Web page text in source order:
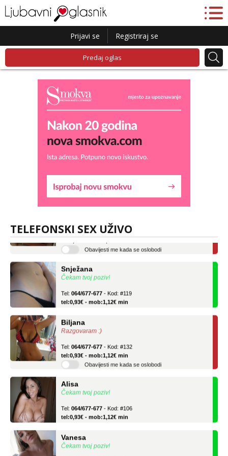
Prijavi se Registriraj se
Predaj oglas
TELEFONSKI SEX UŽIVO
Maja
Razgovaram :)
- Kod: #04
tel:0,93€ - mob:1,12€ min
Čekam tvoj poziv!
tel:0,93€ - mob:1,12€ min
Razgovaram :)
tel:0,93€ - mob:1,12€ min
Obavijesti me kada se oslobodi
Čekam tvoj poziv!
tel:0,93€ - mob:1,12€ min
Čekam tvoj poziv!